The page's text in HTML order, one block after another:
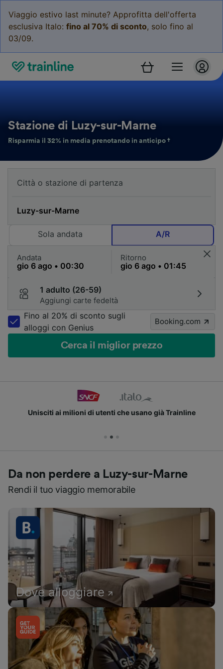
Viaggio estivo last minute? Approfitta dell'offerta
esclusiva Italo: fino al 70% di sconto, solo fino al
03/09.
Stazione di Luzy-sur-Marne
Risparmia il 32% in media prenotando in anticipo †
Sola andata A/R
Andata Ritorno
1 adulto (26-59)
Aggiungi carte fedeltà
Fino al 20% di sconto sugli
alloggi con Genius
Booking.com
Cerca il miglior prezzo
Unisciti ai milioni di utenti che usano già Trainline
Da non perdere a Luzy-sur-Marne
Rendi il tuo viaggio memorabile
Dove alloggiare